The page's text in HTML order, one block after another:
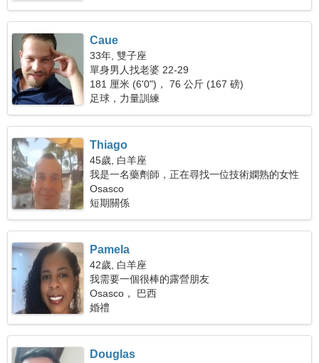
Caue
33年, 雙子座
單身男人找老婆 22-29
181 厘米 (6'0")， 76 公斤 (167 磅)
足球，力量訓練
Thiago
45歲, 白羊座
我是一名藥劑師，正在尋找一位技術嫻熟的女性
Osasco
短期關係
Pamela
42歲, 白羊座
我需要一個很棒的露營朋友
Osasco， 巴西
婚禮
Douglas